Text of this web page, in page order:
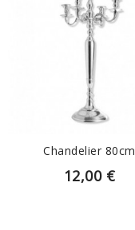
EN SAVOIR PLUS
Chandelier 80cm
12,00 €